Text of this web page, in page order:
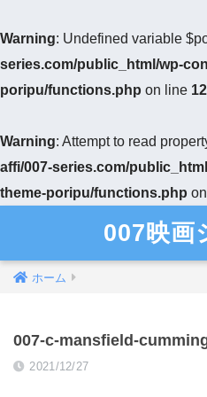
Warning: Undefined variable
series.com/public_html/wp-
poripu/functions.php on line 12
Warning: Attempt to read
affi/007-series.com/
theme-poripu/functions.php
007映画
ホーム
007-c-mansfield-
2021/12/27